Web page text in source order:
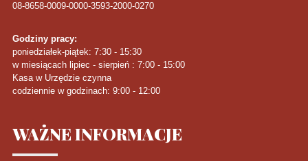
08-8658-0009-0000-3593-2000-0270
Godziny pracy:
poniedziałek-piątek: 7:30 - 15:30
w miesiącach lipiec - sierpień : 7:00 - 15:00
Kasa w Urzędzie czynna
codziennie w godzinach: 9:00 - 12:00
WAŻNEINFORMACJE